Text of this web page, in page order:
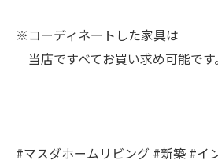
※コーディネートした家具は
当店ですべてお買い求め可能です。
#マスダホームリビング #新築 #イ